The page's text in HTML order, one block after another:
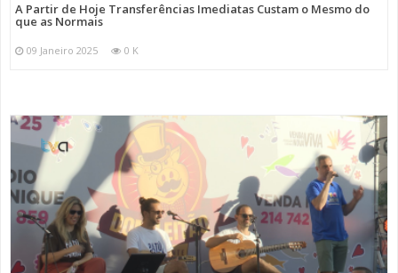
A Partir de Hoje Transferências Imediatas Custam o Mesmo do
que as Normais
09 Janeiro 2025 0 K